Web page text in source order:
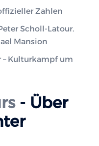
Zahlen
Scholl-Latour.
Mansion
– Kulturkampf um
- Über